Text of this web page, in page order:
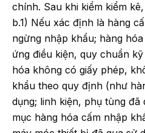
chính. Sau khi kiểm kiểm
b.1) Nếu xác định là hàng
ngừng nhập khẩu; hàng
ứng điều kiện, quy chuẩn
hóa không có giấy phép,
khẩu theo quy định (như
dụng; linh kiện, phụ tùng
mục hàng hóa cấm nhập